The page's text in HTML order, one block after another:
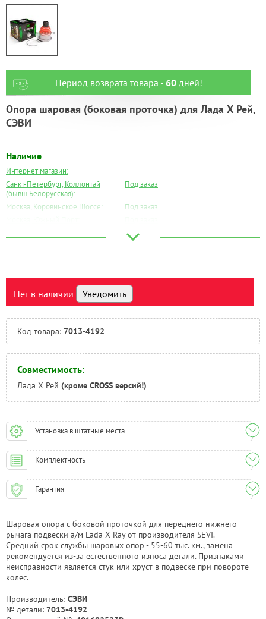
Период возврата товара - 60дней!
Опора шаровая (боковая проточка) для Лада Х Рей,
СЭВИ
Наличие
Интернет магазин:
Санкт-Петербург, Коллонтай
(бывш.Белорусская):
Под заказ
Москва, Коровинское Шоссе:
Под заказ
Под заказ
Под заказ
Тюмень:
Под заказ
Нет в наличии Уведомить
Код товара: 7013-4192
Совместимость:
Лада Х Рей (кроме CROSS версий!)
Установка в штатные места
Комплектность
Гарантия
Шаровая опора с боковой проточкой для переднего нижнего
рычага подвески а/м Lada X-Ray от производителя SEVI.
Средний срок службы шаровых опор - 55-60 тыс. км., замена
рекомендуется из-за естественного износа детали. Признаками
неисправности является стук или хруст в подвеске при повороте
колес.
Производитель: СЭВИ
№ детали: 7013-4192